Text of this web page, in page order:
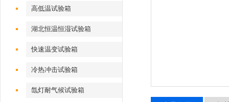
高低温试验箱
湖北恒温恒湿试验箱
快速温变试验箱
冷热冲击试验箱
氙灯耐气候试验箱